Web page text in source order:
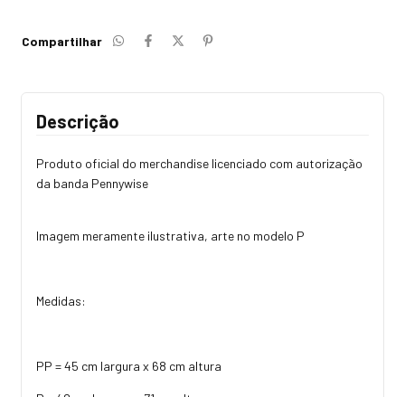
Compartilhar
Descrição
Produto oficial do merchandise licenciado com autorização
da banda Pennywise
Imagem meramente ilustrativa, arte no modelo P
Medidas:
PP = 45 cm largura x 68 cm altura